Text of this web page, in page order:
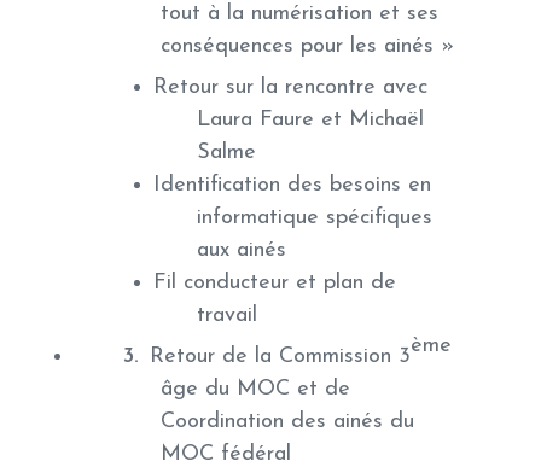
tout à la numérisation et ses
conséquences pour les ainés »
Retour sur la rencontre avec
Laura Faure et Michaël
Salme
Identification des besoins en
informatique spécifiques
aux ainés
Fil conducteur et plan de
travail
Retour de la Commission 3ème
âge du MOC et de
Coordination des ainés du
MOC fédéral